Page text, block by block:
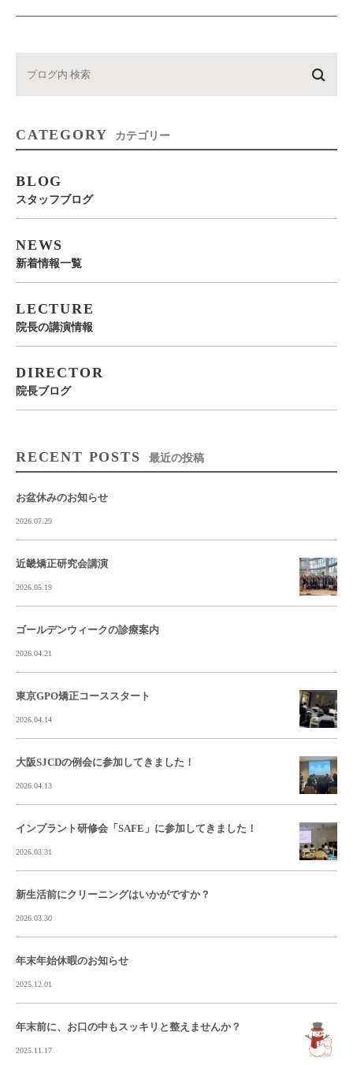
CATEGORY カテゴリー
BLOG
スタッフブログ
NEWS
新着情報一覧
LECTURE
院長の講演情報
DIRECTOR
院長ブログ
RECENT POSTS 最近の投稿
お盆休みのお知らせ
2026.07.29
近畿矯正研究会講演
2026.05.19
ゴールデンウィークの診療案内
2026.04.21
東京GPO矯正コーススタート
2026.04.14
大阪SJCDの例会に参加してきました！
2026.04.13
インプラント研修会「SAFE」に参加してきました！
2026.03.31
新生活前にクリーニングはいかがですか？
2026.03.30
年末年始休暇のお知らせ
2025.12.01
年末前に、お口の中もスッキリと整えませんか？
2025.11.17